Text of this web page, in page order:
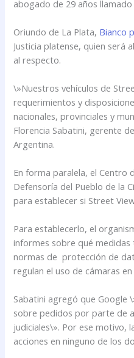
abogado de 29 años llamado
Oriundo de La Plata, Bianco
Justicia platense, quien será
al respecto.
\»Nuestros vehículos de
requerimientos y
nacionales, provinciales y
Florencia Sabatini, gerente
Argentina.
En forma paralela, el Centro
Defensoría del Pueblo de la
para establecer si Street
Para establecerlo, el
informes sobre qué
normas de protección de
regulan el uso de cámaras en
Sabatini agregó que Google
sobre pedidos por parte de
judiciales\». Por ese motivo,
acciones en ninguno de los